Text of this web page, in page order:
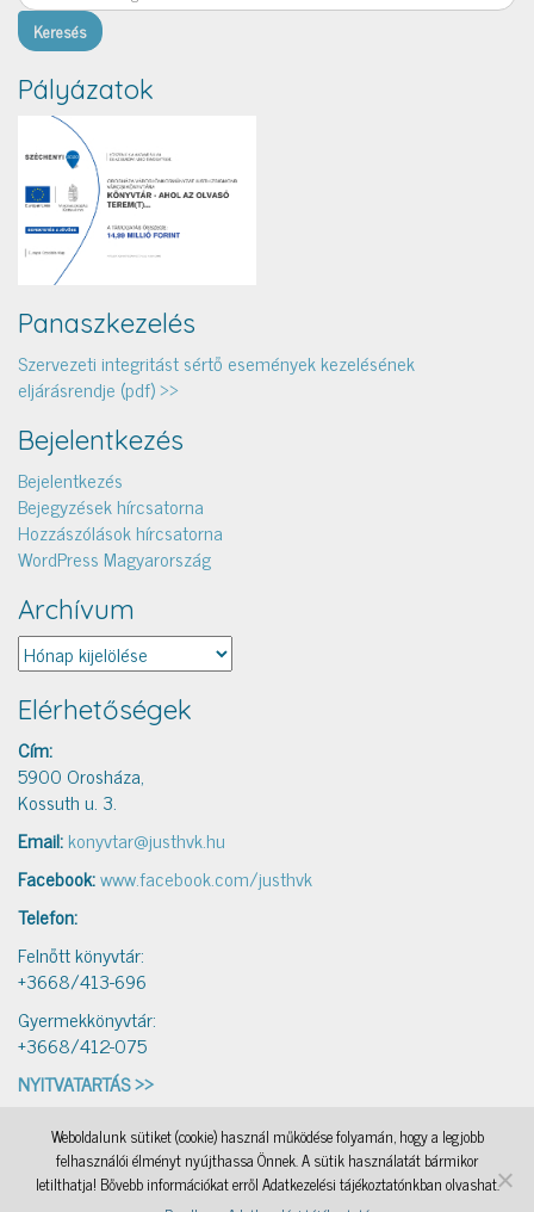
Pályázatok
Panaszkezelés
Szervezeti integritást sértő események kezelésének
eljárásrendje (pdf) >>
Bejelentkezés
Bejelentkezés
Bejegyzések hírcsatorna
Hozzászólások hírcsatorna
WordPress Magyarország
Archívum
Archívum
Elérhetőségek
Cím:
5900 Orosháza,
Kossuth u. 3.
Email:konyvtar@justhvk.hu
Facebook:www.facebook.com/justhvk
Telefon:
Felnőtt könyvtár:
+3668/413-696
Gyermekkönyvtár:
+3668/412-075
NYITVATARTÁS >>
IAMSocial, a WordPress Theme by@aicragellebasiKönyvtári levelezés, a WordPress Theme by
@aicragellebasi Nyomtató , a WordPress Theme by @aicragellebasiOKKA , a WordPress Theme by
Weboldalunk sütiket (cookie) használ működése folyamán, hogy a legjobb
felhasználói élményt nyújthassa Önnek. A sütik használatát bármikor
letilthatja! Bővebb információkat erről Adatkezelési tájékoztatónkban olvashat.